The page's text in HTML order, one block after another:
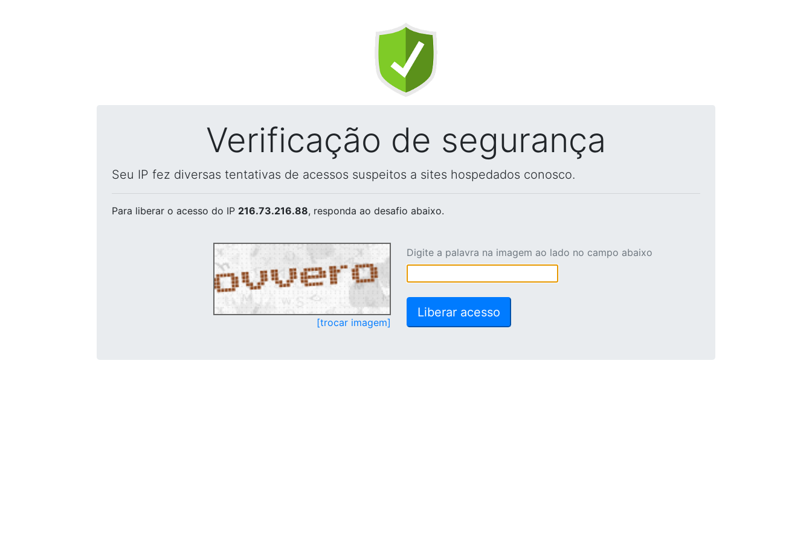
Verificação de segurança
Seu IP fez diversas tentativas de acessos suspeitos a sites hospedados conosco.
Para liberar o acesso do IP 216.73.216.88, responda ao desafio abaixo.
[trocar imagem]
Digite a palavra na imagem ao lado no campo abaixo